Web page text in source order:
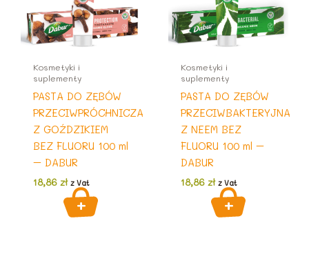
Kosmetyki i
suplementy
PASTA DO ZĘBÓW
PRZECIWPRÓCHNICZA
Z GOŹDZIKIEM
BEZ FLUORU 100 ml
– DABUR
18,86 zł z Vat
Kosmetyki i
suplementy
PASTA DO ZĘBÓW
PRZECIWBAKTERYJNA
Z NEEM BEZ
FLUORU 100 ml –
DABUR
18,86 zł z Vat